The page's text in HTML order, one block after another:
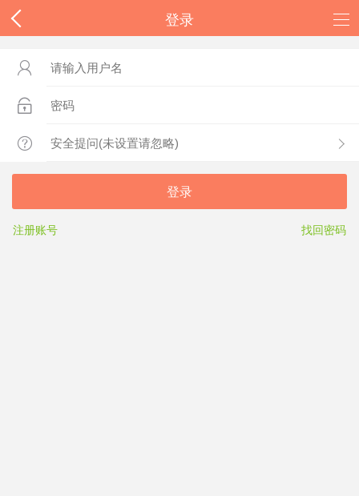
登录



登录
注册账号 找回密码